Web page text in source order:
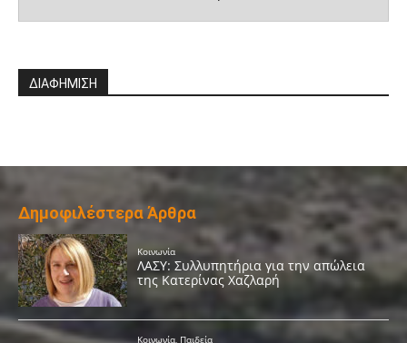
ΔΙΑΦΗΜΙΣΗ
Δημοφιλέστερα Άρθρα